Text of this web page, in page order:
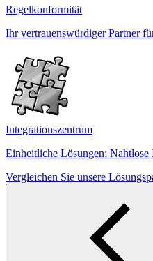
Regelkonformität
Ihr vertrauenswürdiger Partner
Integrationszentrum
Einheitliche Lösungen:
Vergleichen Sie unsere